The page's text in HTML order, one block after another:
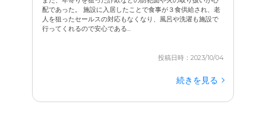
配であった。 施設に入居したことで食事が３食供給され、老
人を狙ったセールスの対応もなくなり、風呂や洗濯も施設で
行ってくれるので安心である...
投稿日時：2023/10/04
続きを見る